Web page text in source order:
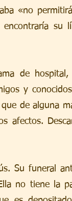
«no
su
de hospital,
y
de alguna
afectos.
Su funeral
no tiene la